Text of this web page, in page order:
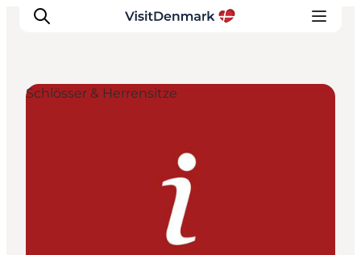
Schlösser & Herrensitze